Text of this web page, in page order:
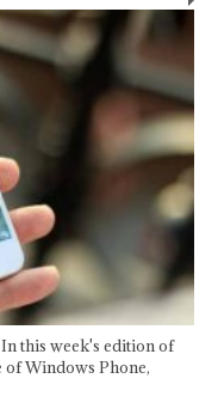
this week's edition of
of Windows Phone,